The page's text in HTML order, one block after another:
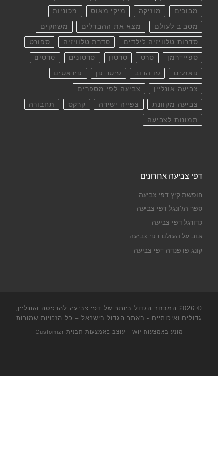
מבוכים מוזיקה מיקי מאוס מכוניות
מסביב לעולם מצא את ההבדלים משחקים
סדרות טלוויזיה לילדים סדרת טלוויזיה ספורט
ספיידרמן סרט סרטון סרטונים סרטים
פאזלים פו הדוב פיטר פן פיראטים
צביעה אונליין צביעה לפי מספרים
צביעה מקוונת צפייה ישירה קרקס תחבורה
תמונות לצביעה
דפי צביעה אחרונים
חופשת קיץ דפי צביעה
ספר הג'ונגל דפי צביעה
כדורגל דפי צביעה
גנוב על העולם דפי צביעה
קונג פו פנדה דפי צביעה
© 2026
המבחר הגדול ביותר של דפי צביעה להדפסה ואונליין,
גדולים ואיכותיים - באתר הגדול בישראל – כל הזכויות שמורות
מונע באמצעות WP – עוצב באמצעות תבנית Customizr